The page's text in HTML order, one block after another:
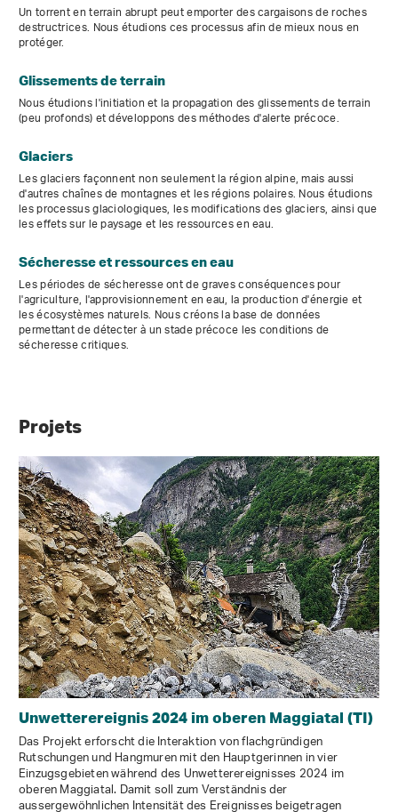
Un torrent en terrain abrupt peut emporter des cargaisons de roches
destructrices. Nous étudions ces processus afin de mieux nous en
protéger.
Glissements de terrain
Nous étudions l'initiation et la propagation des glissements de terrain
(peu profonds) et développons des méthodes d'alerte précoce.
Glaciers
Les glaciers façonnent non seulement la région alpine, mais aussi
d'autres chaînes de montagnes et les régions polaires. Nous étudions
les processus glaciologiques, les modifications des glaciers, ainsi que
les effets sur le paysage et les ressources en eau.
Sécheresse et ressources en eau
Les périodes de sécheresse ont de graves conséquences pour
l'agriculture, l'approvisionnement en eau, la production d'énergie et
les écosystèmes naturels. Nous créons la base de données
permettant de détecter à un stade précoce les conditions de
sécheresse critiques.
Projets
Unwetterereignis 2024 im oberen Maggiatal (TI)
Das Projekt erforscht die Interaktion von flachgründigen
Rutschungen und Hangmuren mit den Hauptgerinnen in vier
Einzugsgebieten während des Unwetterereignisses 2024 im
oberen Maggiatal. Damit soll zum Verständnis der
aussergewöhnlichen Intensität des Ereignisses beigetragen